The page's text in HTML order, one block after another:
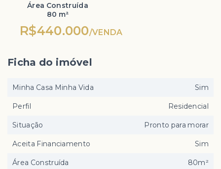
Área Construída
80 m²
R$440.000/VENDA
Ficha do imóvel
Minha Casa Minha Vida Sim
Perfil Residencial
Situação Pronto para morar
Aceita Financiamento Sim
Área Construída 80m²